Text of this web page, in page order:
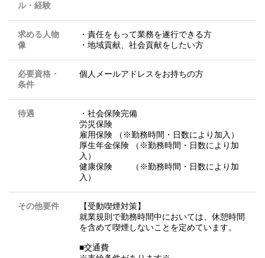
ル・経験
求める人物
像
・責任をもって業務を遂行できる方
・地域貢献、社会貢献をしたい方
必要資格・
条件
個人メールアドレスをお持ちの方
待遇
・社会保険完備
労災保険
雇用保険 （※勤務時間・日数により加入）
厚生年金保険 （※勤務時間・日数により加
入）
健康保険 （※勤務時間・日数により加
入）
その他要件
【受動喫煙対策】
就業規則で勤務時間中においては、休憩時間
を含めて喫煙しないことを定めています。
■交通費